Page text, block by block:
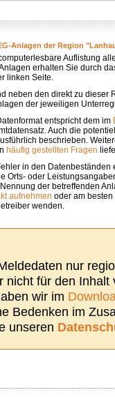
Anlagen der Region
Auflistung
erhalten Sie durch
linken Seite.
neben den direkt zu dieser
der jeweiligen
entspricht dem im
Auch die
beschrieben.
häufig gestellten Fragen
in den Datenbeständen
Orts- oder
der betreffenden
aufnehmen oder am
wenden.
nur
nicht für den Inhalt
wir im
Bedenken im
unseren